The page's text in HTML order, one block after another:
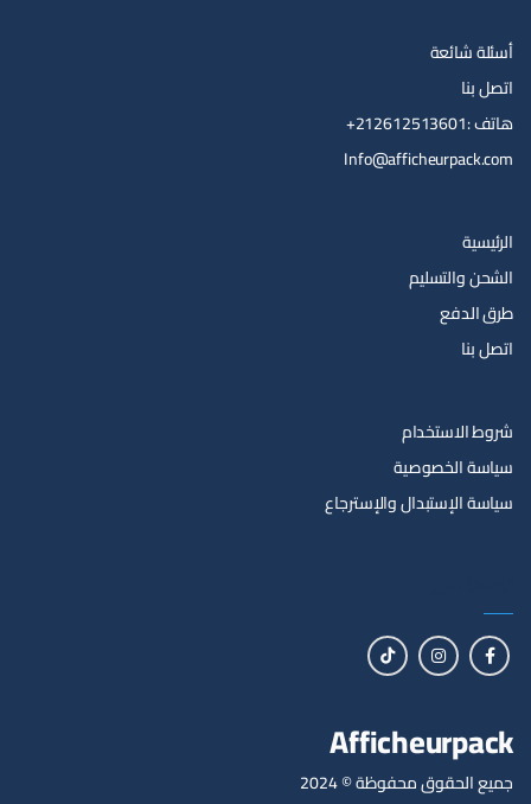
أسئلة شائعة
اتصل بنا
هاتف :212612513601+
Info@afficheurpack.com
الرئيسية
الشحن والتسليم
طرق الدفع
اتصل بنا
شروط الاستخدام
سياسة الخصوصية
سياسة الإستبدال والإسترجاع
Afficheurpack
جميع الحقوق محفوظة © 2024